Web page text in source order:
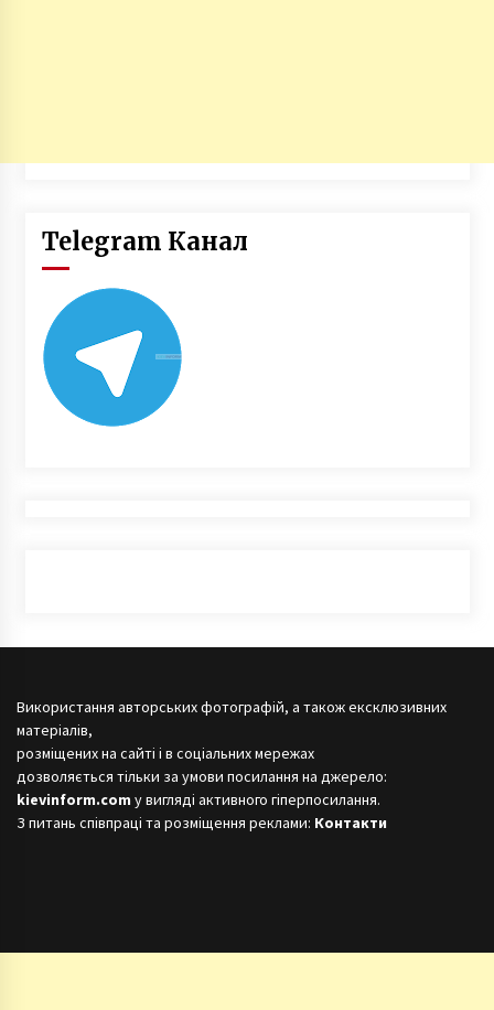
Telegram Канал
Використання авторських фотографій, а також ексклюзивних
матеріалів,
розміщених на сайті і в соціальних мережах
дозволяється тільки за умови посилання на джерело:
kievinform.com у вигляді активного гіперпосилання.
З питань співпраці та розміщення реклами: Контакти